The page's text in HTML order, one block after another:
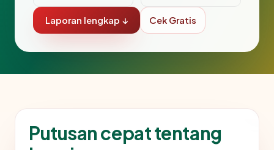
Laporan lengkap ↓ Cek Gratis
Putusan cepat tentang